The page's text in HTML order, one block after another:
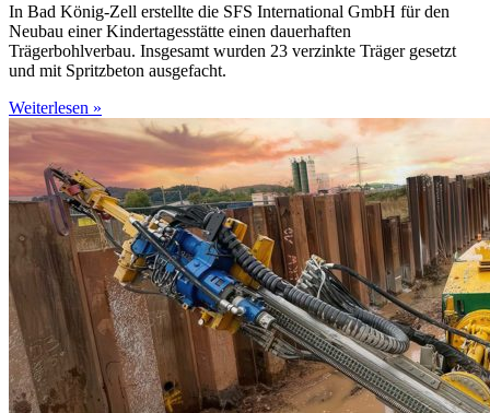
In Bad König-Zell erstellte die SFS International GmbH für den
Neubau einer Kindertagesstätte einen dauerhaften
Trägerbohlverbau. Insgesamt wurden 23 verzinkte Träger gesetzt
und mit Spritzbeton ausgefacht.
Weiterlesen »